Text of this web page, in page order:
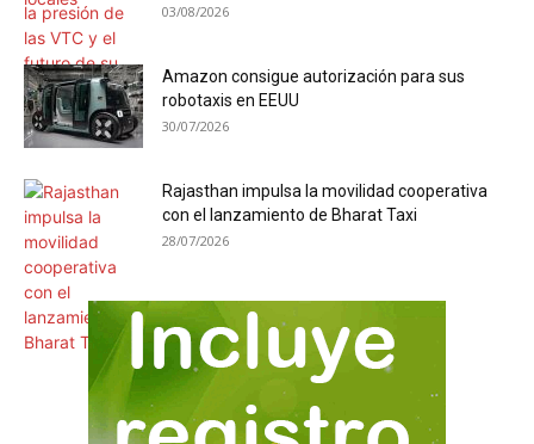
03/08/2026
Amazon consigue autorización para sus
robotaxis en EEUU
30/07/2026
Rajasthan impulsa la movilidad cooperativa
con el lanzamiento de Bharat Taxi
28/07/2026